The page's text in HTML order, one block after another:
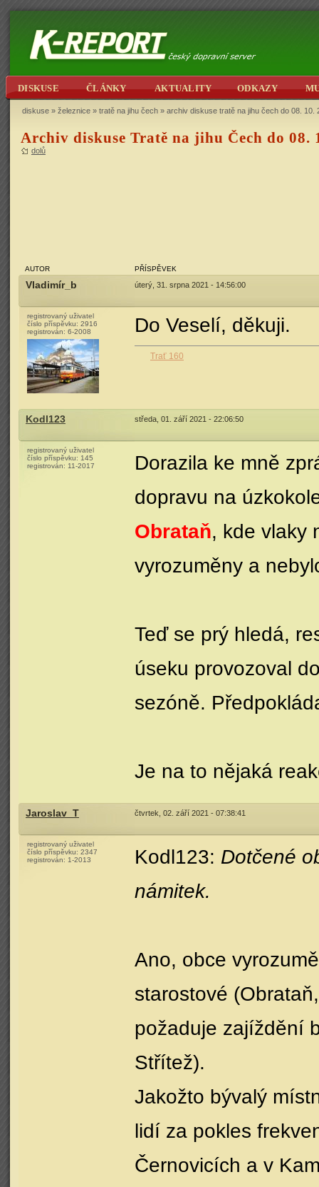
DISKUSE ČLÁNKY AKTUALITY ODKAZY
diskuse » železnice » tratě na jihu čech » archiv diskuse tratě na jihu čech do 08. 10.
Archiv diskuse Tratě na jihu Čech do 08.
dolů
AUTOR PŘÍSPĚVEK
Vladimír_b úterý, 31. srpna 2021 - 14:56:00
registrovaný uživatel
číslo příspěvku: 2916
registrován: 6-2008 Do Veselí, děkuji.
Trať 160
Kodl123 středa, 01. září 2021 - 22:06:50
registrovaný uživatel
číslo příspěvku: 145
registrován: 11-2017
Dorazila ke mně
dopravu na
Obrataň, kde vlaky
vyrozuměny a
Teď se prý hledá,
úseku provozoval
sezóně.
Je na to nějaká
Jaroslav_T čtvrtek, 02. září 2021 - 07:38:41
registrovaný uživatel
číslo příspěvku: 2347
registrován: 1-2013 Kodl123: Dotčené
námitek.
Ano, obce
starostové
požaduje zajíždění
Střítež).
Jakožto bývalý
lidí za pokles
Černovicích a v